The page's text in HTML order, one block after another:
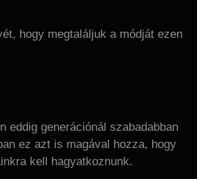
hogy megtaláljuk a módját ezen
eddig generációnál szabadabban
ez azt is magával hozza, hogy
kell hagyatkoznunk.